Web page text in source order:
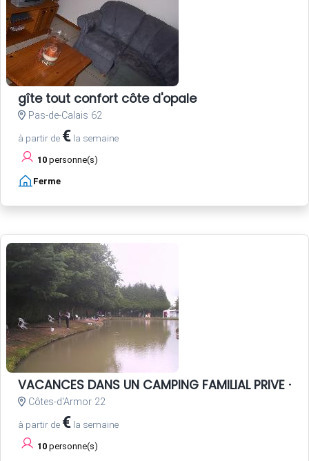
gîte tout confort côte d'opale
Pas-de-Calais 62
à partir de € la semaine
10 personne(s)
Ferme
VACANCES DANS UN CAMPING FAMILIAL PRIVE -
Côtes-d'Armor 22
à partir de € la semaine
10 personne(s)